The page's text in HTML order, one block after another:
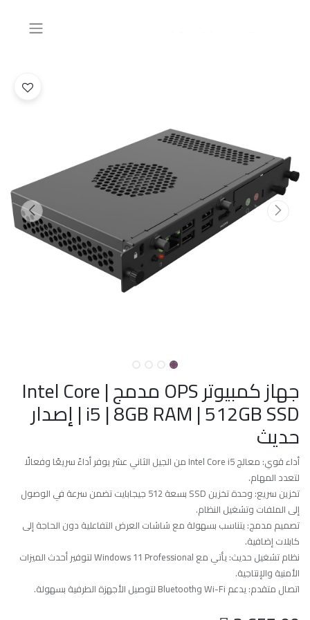
جهاز كمبيوتر OPS مدمج | Intel Core
i5 | 8GB RAM | 512GB SSD | إصدار
حديث
أداء قوي: معالج Intel Core i5 من الجيل الثاني عشر يوفر أداءً سريعًا وفعالًا
لتعدد المهام.
تخزين سريع: وحدة تخزين SSD بسعة 512 جيجابايت تضمن سرعة في الوصول
إلى الملفات وتشغيل النظام.
تصميم مدمج: يتناسب بسهولة مع شاشات العرض التفاعلية دون الحاجة إلى
كابلات إضافية.
نظام تشغيل حديث: يأتي مع Windows 11 Professional لتوفير أحدث الميزات
الأمنية والإنتاجية.
اتصال متقدم: يدعم Wi-Fi وBluetooth لتوصيل الأجهزة الطرفية بسهولة.